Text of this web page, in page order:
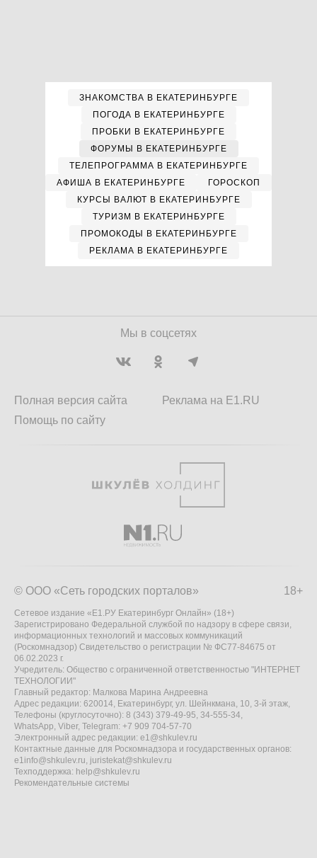
ЗНАКОМСТВА В ЕКАТЕРИНБУРГЕ
ПОГОДА В ЕКАТЕРИНБУРГЕ
ПРОБКИ В ЕКАТЕРИНБУРГЕ
ФОРУМЫ В ЕКАТЕРИНБУРГЕ
ТЕЛЕПРОГРАММА В ЕКАТЕРИНБУРГЕ
АФИША В ЕКАТЕРИНБУРГЕ
ГОРОСКОП
КУРСЫ ВАЛЮТ В ЕКАТЕРИНБУРГЕ
ТУРИЗМ В ЕКАТЕРИНБУРГЕ
ПРОМОКОДЫ В ЕКАТЕРИНБУРГЕ
РЕКЛАМА В ЕКАТЕРИНБУРГЕ
Мы в соцсетях
Полная версия сайта
Помощь по сайту
Реклама на E1.RU
18+
© ООО «Сеть городских порталов»
Сетевое издание «Е1.РУ Екатеринбург Онлайн» (18+)
Зарегистрировано Федеральной службой по надзору в сфере связи,
информационных технологий и массовых коммуникаций
(Роскомнадзор) Свидетельство о регистрации № ФС77-84675 от
06.02.2023 г.
Учредитель: Общество с ограниченной ответственностью "ИНТЕРНЕТ
ТЕХНОЛОГИИ"
Главный редактор: Малкова Марина Андреевна
Адрес редакции: 620014, Екатеринбург, ул. Шейнкмана, 10, 3-й этаж,
Телефоны (круглосуточно): 8 (343) 379-49-95, 34-555-34,
WhatsApp, Viber, Telegram: +7 909 704-57-70
Электронный адрес редакции: e1@shkulev.ru
Контактные данные для Роскомнадзора и государственных органов:
e1info@shkulev.ru, juristekat@shkulev.ru
Техподдержка: help@shkulev.ru
Рекомендательные системы